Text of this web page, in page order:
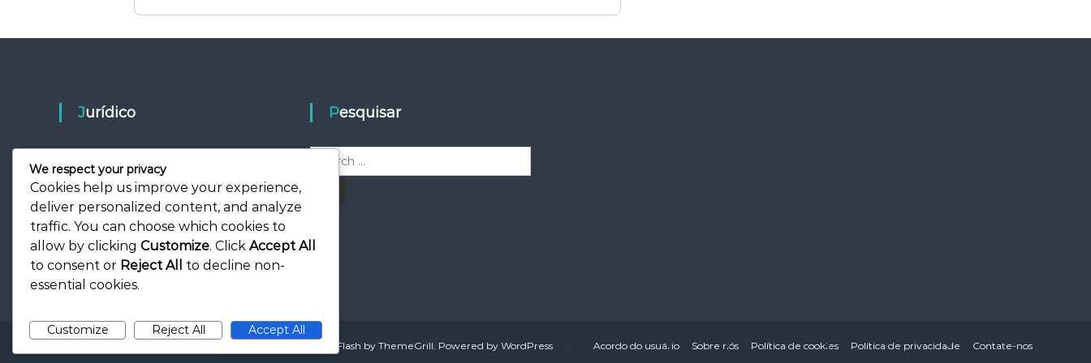
Jurídico
Sobre nós
Política de cookies
Política de privacidade
Contate-nos
Pesquisar
S
h
Flash by ThemeGrill. Powered by WordPress Acordo do usuário Sobre nós Política de cookies Política de privacidade Contate-nos
We respect your privacy
Cookies help us improve your experience,
deliver personalized content, and analyze
traffic. You can choose which cookies to
allow by clicking Customize. Click Accept All
to consent or Reject All
to decline non-
essential cookies.
Customize Reject All Accept All